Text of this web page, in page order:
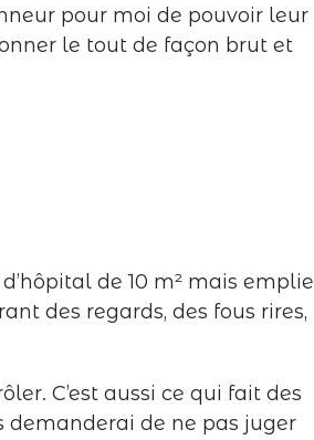
pour moi de pouvoir leur
le tout de façon brut et
de 10 m² mais emplie
des regards, des fous rires,
C’est aussi ce qui fait des
demanderai de ne pas juger